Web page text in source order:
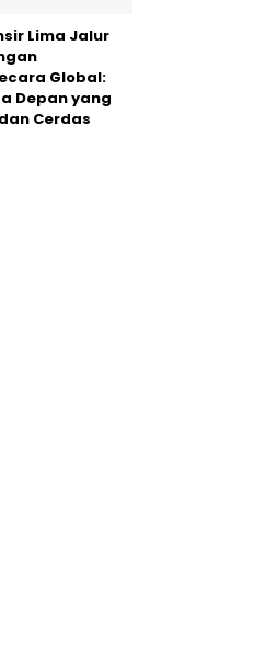
Lima Jalur
Global:
Depan yang
Cerdas